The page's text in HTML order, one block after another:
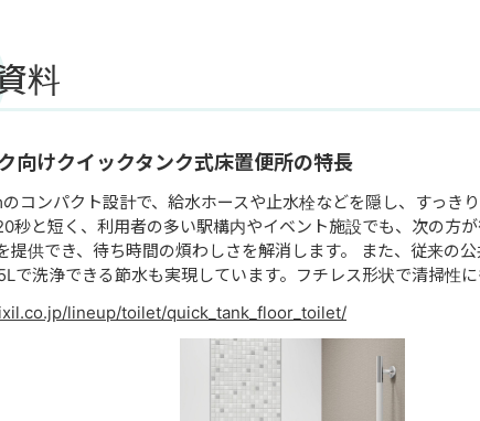
料
向けクイックタンク式床置便所の特長
コンパクト設計で、給⽔ホースや⽌⽔栓などを隠し、すっきり
秒と短く、利⽤者の多い駅構内やイベント施設でも、次の⽅
提供でき、待ち時間の煩わしさを解消します。 また、従来の
で洗浄できる節⽔も実現しています。フチレス形状で清掃性に
lineup/toilet/quick_tank_floor_toilet/